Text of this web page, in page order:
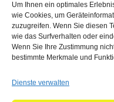
Um Ihnen ein optimales
wie Cookies, um
zuzugreifen. Wenn Sie diesen
wie das Surfverhalten oder
Wenn Sie Ihre Zustimmung
bestimmte Merkmale und
Dienste verwalten
Dieser Artikel wurde
Suchen
© 2004-2026: